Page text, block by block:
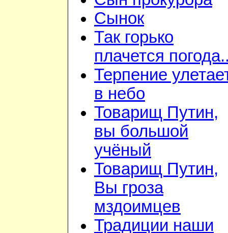
Сынок
Так горько
плачется
Терпение
в небо
Товарищ Путин,
вы большой
учёный
Товарищ Путин,
Вы гроза
мздоимцев
Традиции наши